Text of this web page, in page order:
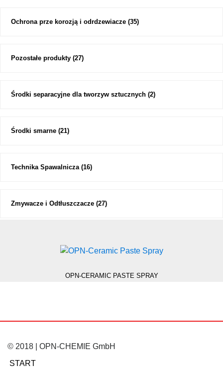
Ochrona prze korozją i odrdzewiacze (35)
Pozostałe produkty (27)
Środki separacyjne dla tworzyw sztucznych (2)
Środki smarne (21)
Technika Spawalnicza (16)
Zmywacze i Odtłuszczacze (27)
OPN-CERAMIC PASTE SPRAY
© 2018 | OPN-CHEMIE GmbH
START